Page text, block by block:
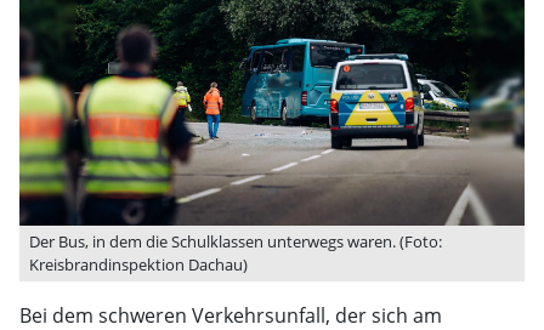
Der Bus, in dem die Schulklassen unterwegs waren. (Foto:
Kreisbrandinspektion Dachau)
Bei dem schweren Verkehrsunfall, der sich am